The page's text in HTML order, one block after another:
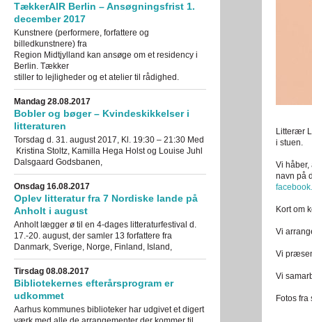
Litterær
i stuen.
Vi
navn på
Kort om
Vi
Vi
Vi
Fotos fra
TækkerAIR Berlin – Ansøgningsfrist 1.
december 2017
Kunstnere (performere, forfattere og
billedkunstnere) fra
Region Midtjylland kan ansøge om et residency i
Berlin. Tækker
stiller to lejligheder og et atelier til rådighed.
Mandag 28.08.2017
Bobler og bøger – Kvindeskikkelser i
litteraturen
Torsdag d. 31. august 2017, Kl. 19:30 – 21:30 Med
Kristina Stoltz, Kamilla Hega Holst og Louise Juhl
Dalsgaard Godsbanen,
Onsdag 16.08.2017
Oplev litteratur fra 7 Nordiske lande på
Anholt i august
Anholt lægger ø til en 4-dages litteraturfestival d.
17.-20. august, der samler 13 forfattere fra
Danmark, Sverige, Norge, Finland, Island,
Tirsdag 08.08.2017
Bibliotekernes efterårsprogram er
udkommet
Aarhus kommunes biblioteker har udgivet et digert